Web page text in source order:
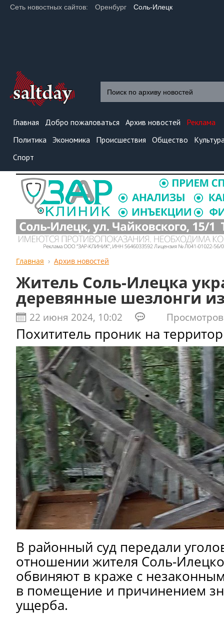
Сеть новостных сайтов: Оренбург Соль-Илецк
Главная Добро пожаловаться Архив новостей
Реклама
Политика Экономика Происшествия Общество
Спорт
Главная Архив новостей
Житель Соль-Илецка
деревянные шезлонги
22 июня 2024, 10:02
Похититель проник на
В районный суд передали
отношении жителя Соль-
обвиняют в краже с
в помещение и причинением
ущерба.